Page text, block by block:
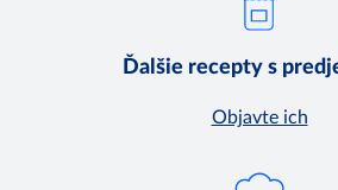
Ďalšie recepty s
Objavte ich